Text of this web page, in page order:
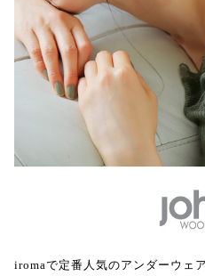
iromaで定番人気のアンダーウェ